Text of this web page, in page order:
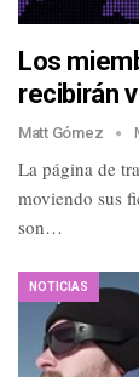
Los
recibirán
Matt Gómez
La página de
moviendo sus
son…
NOTICIAS